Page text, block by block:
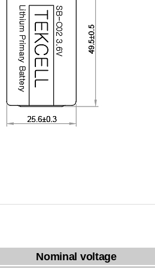
Nominal voltage